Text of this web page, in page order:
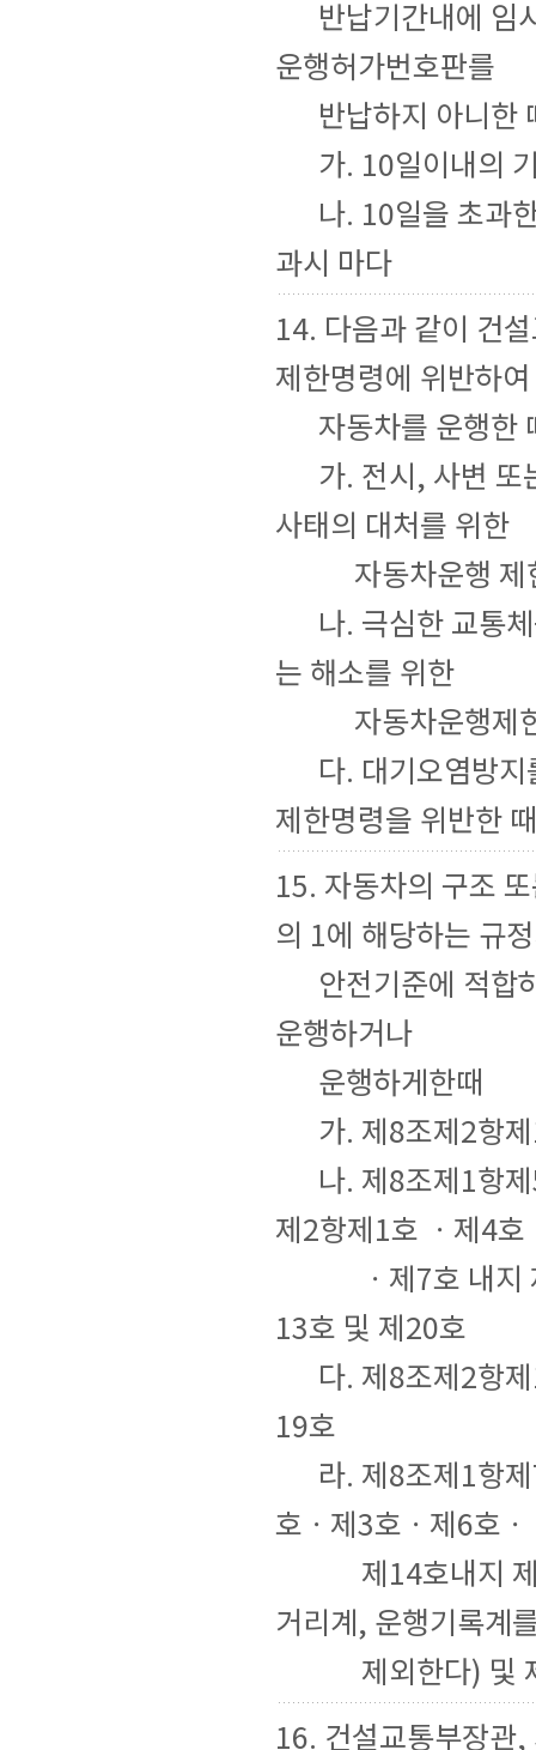
반납기간내에 임
운행허가번호판를
반납하지 아니한
가. 10일이내의
나. 10일을 초과
과시 마다
14. 다음과 같이 건
제한명령에 위반하여
자동차를 운행한
가. 전시, 사변 또
사태의 대처를 위한
자동차운행 제
나. 극심한 교통체
는 해소를 위한
자동차운행제한
다. 대기오염방지
제한명령을 위반한 때
15. 자동차의 구조
의 1에 해당하는 규
안전기준에 적합
운행하거나
운행하게한때
가. 제8조제2항제
나. 제8조제1항제
제2항제1호 ㆍ제4호
ㆍ제7호 내지
13호 및 제20호
다. 제8조제2항제
19호
라. 제8조제1항제
호ㆍ제3호ㆍ제6호ㆍ
제14호내지 제
거리계, 운행기록계
제외한다) 및
16. 건설교통부장관